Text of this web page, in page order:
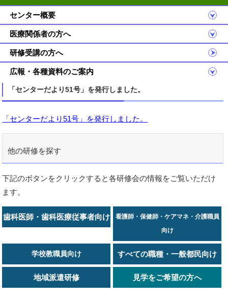
センター概要
医療関係者の方へ
研修受講の方へ
広報・各種資料のご案内
「センターだより51号」を発行しました。
「センターだより51号」を発行しました。
他の研修を探す
下記のボタンをクリックすると各研修会の情報をご覧いただけ
ます。
歯科医師・歯科医療従事者向け
看護師・保健師・ケアマネ・介護職員
向け
学校教職員向け すべての職種・一般都民向け
地域派遣研修 見学をご希望の方へ